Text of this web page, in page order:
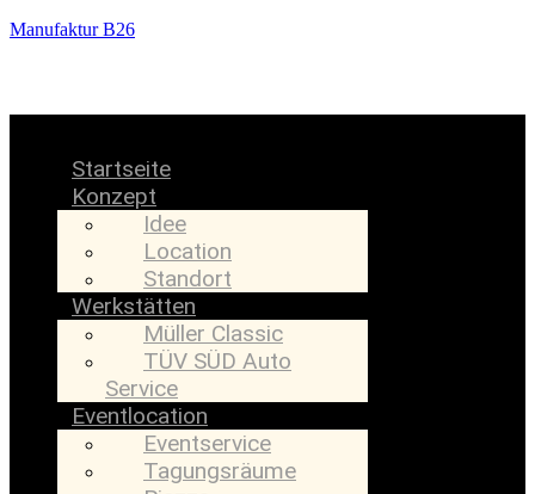
Manufaktur B26
Startseite
Konzept
Idee
Location
Standort
Werkstätten
Müller Classic
TÜV SÜD Auto
Service
Eventlocation
Eventservice
Tagungsräume